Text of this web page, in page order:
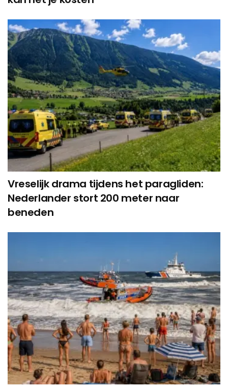
Vreselijk drama tijdens het paragliden:
Nederlander stort 200 meter naar
beneden